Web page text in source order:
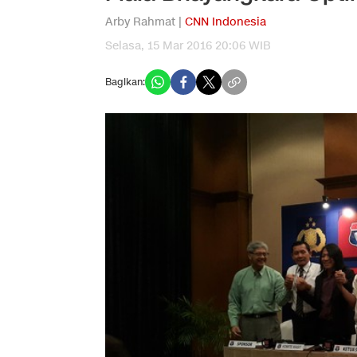
Arby Rahmat | CNN Indonesia
Selasa, 15 Mar 2016 20:06 WIB
Bagikan: